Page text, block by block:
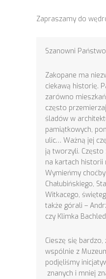
Zapraszamy do
Szanowni
Zakopane ma
ciekawą historię.
zarówno
często
śladów w
pamiątkowych,
ulic… Ważną jej
ją tworzyli.
na kartach historii
Wymieńmy
Chałubińskiego,
Witkacego,
także górali –
czy Klimka
Cieszę się
wspólnie z
podjęliśmy
znanych i mniej